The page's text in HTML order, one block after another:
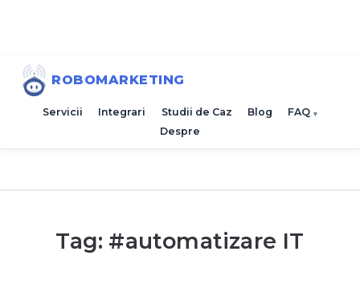
ROBOMARKETING
Servicii Integrari Studii de Caz Blog
FAQ
Despre
Tag: #automatizare IT